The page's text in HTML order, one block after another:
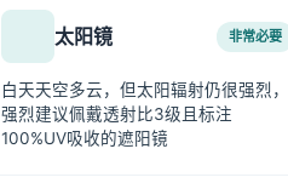
太阳镜 非常必要
白天天空多云，但太阳辐射仍很强烈，
强烈建议佩戴透射比3级且标注
100%UV吸收的遮阳镜